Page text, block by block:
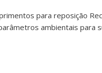
para reposição
ambientais para